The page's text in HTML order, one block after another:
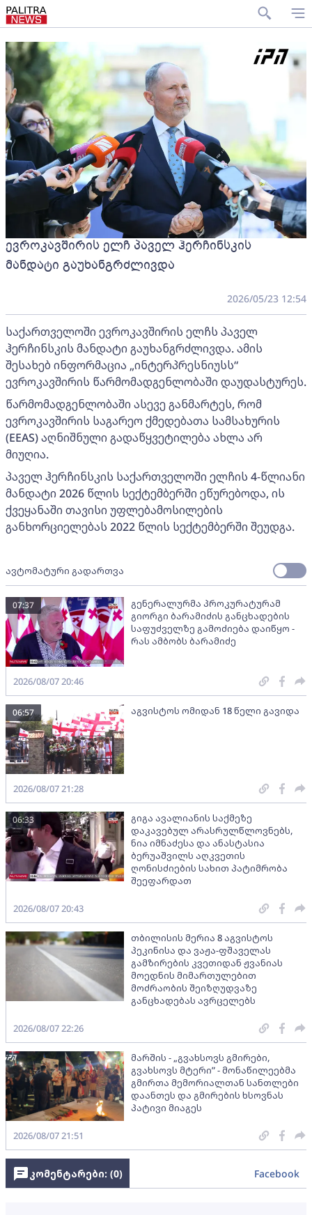
ევროკავშირის ელჩ პაველ ჰერჩინსკის
მანდატი გაუხანგრძლივდა
2026/05/23 12:54
საქართველოში ევროკავშირის ელჩს პაველ
ჰერჩინსკის მანდატი გაუხანგრძლივდა. ამის
შესახებ ინფორმაცია „ინტერპრესნიუსს“
ევროკავშირის წარმომადგენლობაში დაუდასტურეს.
წარმომადგენლობაში ასევე განმარტეს, რომ
ევროკავშირის საგარეო ქმედებათა სამსახურის
(EEAS) აღნიშნული გადაწყვეტილება ახლა არ
მიუღია.
პაველ ჰერჩინსკის საქართველოში ელჩის 4-წლიანი
მანდატი 2026 წლის სექტემბერში ეწურებოდა, ის
ქვეყანაში თავისი უფლებამოსილების
განხორციელებას 2022 წლის სექტემბერში შეუდგა.
ავტომატური გადართვა
გენერალურმა პროკურატურამ
გიორგი ბარამიძის განცხადების
საფუძველზე გამოძიება დაიწყო -
რას ამბობს ბარამიძე
07:37
2026/08/07 20:46
აგვისტოს ომიდან 18 წელი გავიდა
06:57
2026/08/07 21:28
გიგა ავალიანის საქმეზე
დაკავებულ არასრულწლოვნებს,
ნია იმნაძესა და ანასტასია
ბერუაშვილს აღკვეთის
ღონისძიების სახით პატიმრობა
შეეფარდათ
06:33
2026/08/07 20:43
თბილისის მერია 8 აგვისტოს
პეკინისა და ვაჟა-ფშაველას
გამზირების კვეთიდან ჟვანიას
მოედნის მიმართულებით
მოძრაობის შეიზღუდვაზე
განცხადებას ავრცელებს
2026/08/07 22:26
მარშის - „გვახსოვს გმირები,
გვახსოვს მტერი” - მონაწილეებმა
გმირთა მემორიალთან სანთლები
დაანთეს და გმირების ხსოვნას
პატივი მიაგეს
2026/08/07 21:51
კომენტარები: (0) Facebook